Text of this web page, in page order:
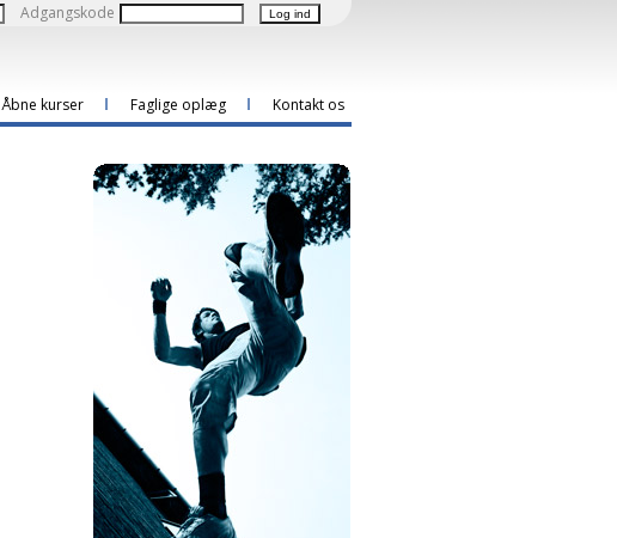
Adgangskode
Åbne kurser Faglige oplæg Kontakt os